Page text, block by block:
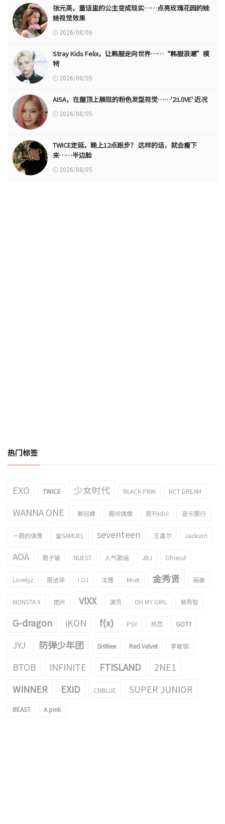
张元英，童话里的公主变成现实……点亮玫瑰花园的娃
娃视觉效果
2026/08/06
Stray Kids Felix，让韩服走向世界……“韩服浪潮”模
特
2026/08/05
AISA，在屋顶上展现的粉色发型视觉……'2:L0VE' 近况
2026/08/05
TWICE定延，晚上12点跑步？ 这样的话，就会瘦下
来……半边脸
2026/08/05
热门标签
EXO TWICE 少女时代 BLACK PINK NCT DREAM
WANNA ONE 赖冠霖 周间偶像 周刊idol 音乐银行
一周的偶像 金SAMUEL seventeen 王嘉尔 Jackson
AOA 周子瑜 NUEST 人气歌谣 JBJ Gfriend
Lovelyz 周洁琼 I.O.I 泫雅 Mnet 金秀贤 画报
MONSTA X 图片 VIXX 演员 OH MY GIRL 裴秀智
G-dragon iKON f(x) PSY 热恋 GOT7
JYJ 防弹少年团 SHINee Red Velvet 李敏镐
BTOB INFINITE FTISLAND
2NE1
WINNER
EXID CNBLUE SUPER JUNIOR
BEAST A pink